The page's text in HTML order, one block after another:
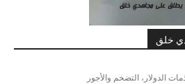
خلق
الدولار، التضخم والأجور